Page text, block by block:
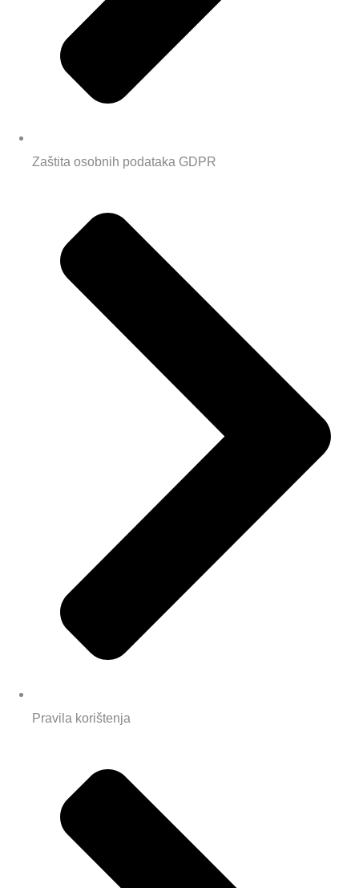
Zaštita osobnih podataka GDPR
Pravila korištenja